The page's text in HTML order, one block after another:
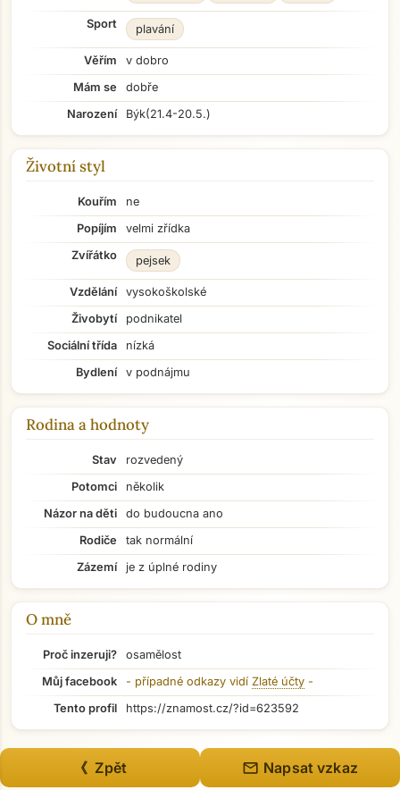
Sport plavání
Věřím
v dobro
Mám se
dobře
Narození
Býk(21.4-20.5.)
Životní styl
Kouřím
ne
Popíjím
velmi zřídka
Zvířátko
pejsek
Vzdělání
vysokoškolské
Živobytí
podnikatel
Sociální třída
nízká
Bydlení
v podnájmu
Rodina a hodnoty
Stav
rozvedený
Potomci
několik
Názor na děti
do budoucna ano
Rodiče
tak normální
Zázemí
je z úplné rodiny
O mně
Proč inzeruji?
osamělost
Můj facebook
- případné odkazy vidí Zlaté účty -
Tento profil
https://znamost.cz/?id=623592
《 Zpět mail Napsat vzkaz